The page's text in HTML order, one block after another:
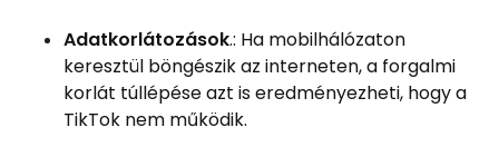
Adatkorlátozások.: Ha mobilhálózaton
keresztül böngészik az interneten, a forgalmi
korlát túllépése azt is eredményezheti, hogy a
TikTok nem működik.